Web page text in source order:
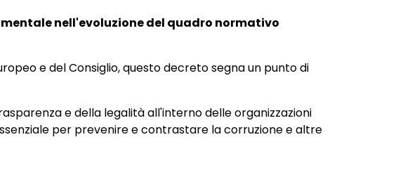
nell'evoluzione del quadro normativo
e del Consiglio, questo decreto segna un punto di
e della legalità all'interno delle organizzazioni
per prevenire e contrastare la corruzione e altre